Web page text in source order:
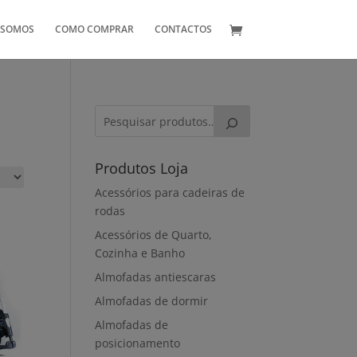
COMO COMPRAR CONTACTOS
Produtos Loja
Acessórios para cadeiras de
rodas
Acessórios de Quarto,
Cozinha e Banho
Almofadas antiescaras
Almofadas de dormir
Almofadas de
posicionamento